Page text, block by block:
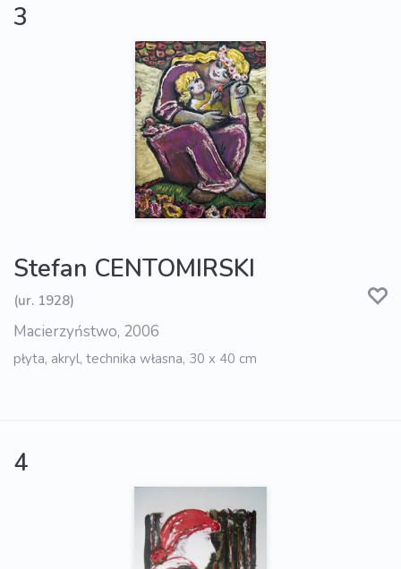
3
Stefan CENTOMIRSKI
(ur. 1928)
Macierzyństwo, 2006
płyta, akryl, technika własna, 30 x 40 cm
4